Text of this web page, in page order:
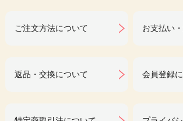
ご注文方法について お支払い
返品・交換について 会員登録